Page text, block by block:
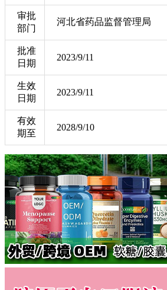
审批
部门
河北省药品监督管理局
批准
日期
2023/9/11
生效
日期
2023/9/11
有效
期至
2028/9/10